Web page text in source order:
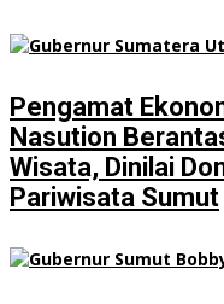
Pengamat
Nasution
Wisata, Dinilai
Pariwisata Sumut